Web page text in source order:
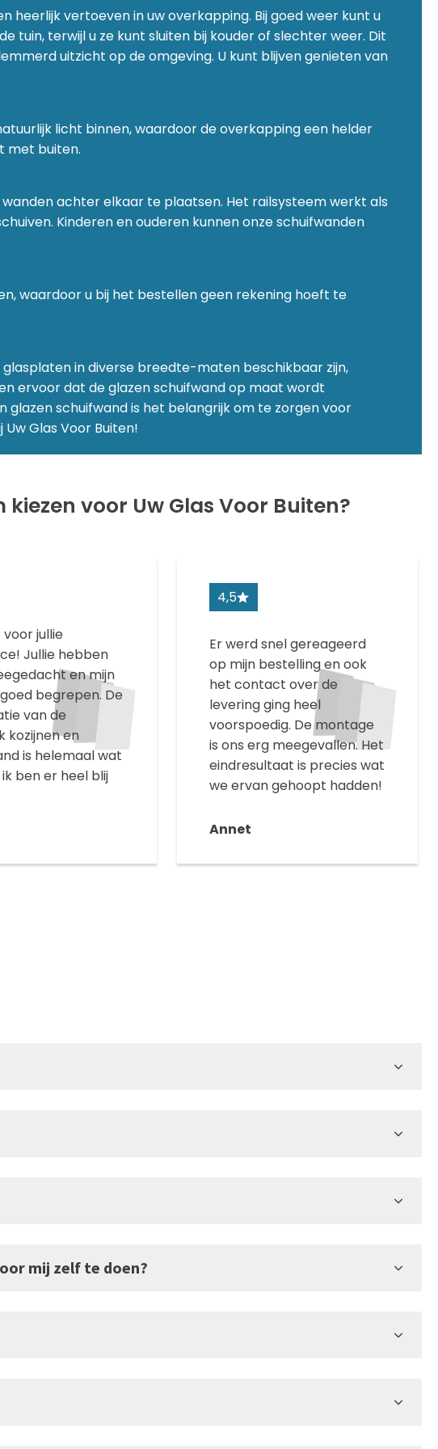
vertoeven in uw overkapping. Bij goed weer kunt u
terwijl u ze kunt sluiten bij kouder of slechter weer. Dit
uitzicht op de omgeving. U kunt blijven genieten van
licht binnen, waardoor de overkapping een helder
met buiten.
achter elkaar te plaatsen. Het railsysteem werkt als
Kinderen en ouderen kunnen onze schuifwanden
waardoor u bij het bestellen geen rekening hoeft te
in diverse breedte-maten beschikbaar zijn,
ervoor dat de glazen schuifwand op maat wordt
glazen schuifwand is het belangrijk om te zorgen voor
Glas Voor Buiten!
voor Uw Glas Voor Buiten?
jullie
Jullie hebben
en mijn
begrepen. De
van de
kozijnen en
is helemaal wat
ben er heel blij
4,5
Er werd snel gereageerd
op mijn bestelling en ook
het contact over de
levering ging heel
voorspoedig. De montage
is ons erg meegevallen. Het
eindresultaat is precies wat
we ervan gehoopt hadden!
Annet
mij zelf te doen?